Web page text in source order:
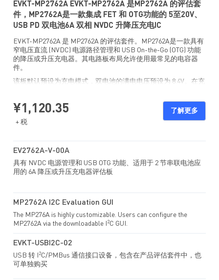
EVKT-MP2762A EVKT-MP2762A 是MP2762A 的评估套
件，MP2762A是一款集成 FET 和 OTG功能的 5至20V、
USB PD 双电池6A 双相 NVDC 升降压充电IC
EVKT-MP2762A 是 MP2762A 的评估套件。MP2762A是一款具有
窄电压直流 (NVDC) 电源路径管理和 USB On-the-Go (OTG) 功能
的降压或升压充电器。其电路板布局允许使用最常见的电容器
件。
该板默认预设为充电模式，双电池的满电电压预设为 8.4V。在充
¥1,120.35
+ 税
了解更多
EV2762A-V-00A
具有 NVDC 电源管理和 USB OTG 功能、适用于 2 节串联电池应
用的 6A 降压或升压充电器评估板
MP2762A I2C Evaluation GUI
The MP276A is highly customizable. Users can configure the
MP2762A via the downloadable I
2C GUI.
EVKT-USBI2C-02
USB 转 I 2C/PMBus 通信接口设备，包含在产品评估套件中，也
可单独购买